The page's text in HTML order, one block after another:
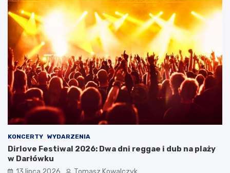
KONCERTY WYDARZENIA
Dirlove Festiwal 2026: Dwa dni reggae i dub na plaży
w Darłówku